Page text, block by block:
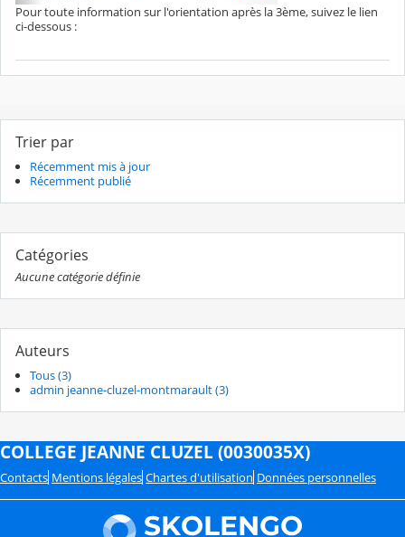
Pour toute information sur l'orientation après la 3ème, suivez le lien
ci-dessous :
Trier par
Récemment mis à jour
Récemment publié
Catégories
Aucune catégorie définie
Auteurs
Tous (3)
admin jeanne-cluzel-montmarault (3)
COLLEGE JEANNE CLUZEL (0030035X)
Contacts Mentions légales Chartes d'utilisation Données personnelles